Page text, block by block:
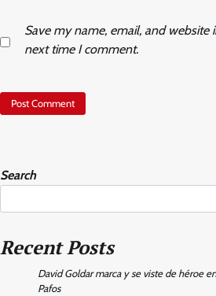
Save my name, email, and website
next time I comment.
Search
Recent Posts
David Goldar marca y se viste de héroe
Pafos